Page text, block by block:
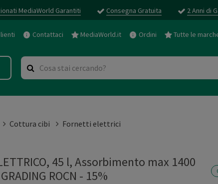
MediaWorld Garantiti Consegna Gratuita 2 Anni di
Contattaci MediaWorld.it Ordini Tutte le
Cottura cibi
Fornetti elettrici
45 l, Assorbimento max 1400
ROCN - 15%